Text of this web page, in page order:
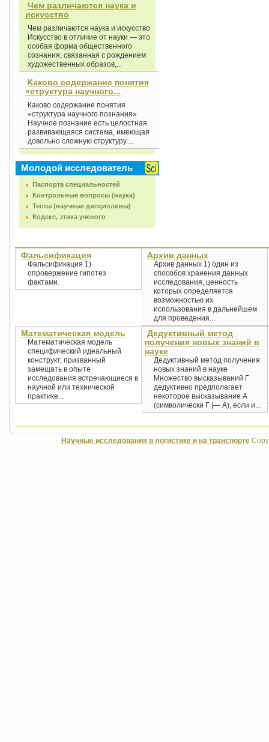
Чем различаются наука и
искусство
Чем различаются наука и искусство
Искусство в отличие от науки — это
особая форма общественного
сознания, связанная с рождением
художественных образов,...
Каково содержание понятия
«структура научного...
Каково содержание понятия
«структура научного познания»
Научное познание есть целостная
развивающаяся система, имеющая
довольно сложную структуру....
Молодой исследователь
Паспорта специальностей
Контрольные вопросы (наука)
Тесты (научные дисциплины)
Кодекс, этика ученого
Фальсификация
Фальсификация 1)
опровержение гипотез
фактами.
Архив данных
Архив данных 1) один из
способов хранения данных
исследования, ценность
которых определяется
возможностью их
использования в дальнейшем
для проведения...
Математическая модель
Математическая модель
специфический идеальный
конструкт, призванный
замещать в опыте
исследования встречающиеся в
научной или технической
практике...
Дедуктивный метод
получения новых знаний в
науке
Дедуктивный метод получения
новых знаний в науке
Множество высказываний Г
дедуктивно предполагает
некоторое высказывание А
(символически Г |— А), если и...
Научные исследования в логистике и на транспорте